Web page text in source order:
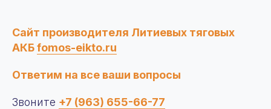
Сайт производителя Литиевых тяговых
АКБfomos-eikto.ru
Ответим на все ваши вопросы
Звоните +7 (963) 655-66-77